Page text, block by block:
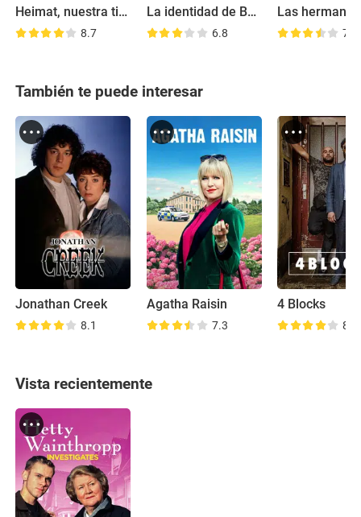
Heimat, nuestra tierra
8.7
La identidad de Bourne
6.8 7.8
También te puede interesar
Jonathan Creek
8.1
Agatha Raisin
7.3
4 Blocks
8.1
Vista recientemente